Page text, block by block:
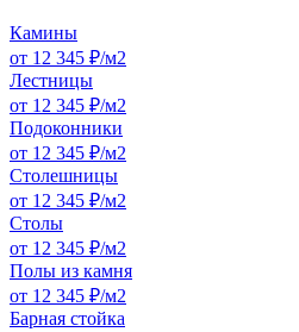
Камины
от 12 345 ₽/м2
Лестницы
от 12 345 ₽/м2
Подоконники
от 12 345 ₽/м2
Столешницы
от 12 345 ₽/м2
Столы
от 12 345 ₽/м2
Полы из камня
от 12 345 ₽/м2
Барная стойка